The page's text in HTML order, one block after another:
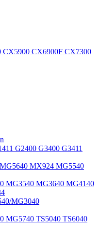
CX5900 CX6900F CX7300
G2400 G3400 G3411
MX924 MG5540
MG3540 MG3640 MG4140
MG3040
MG5740 TS5040 TS6040